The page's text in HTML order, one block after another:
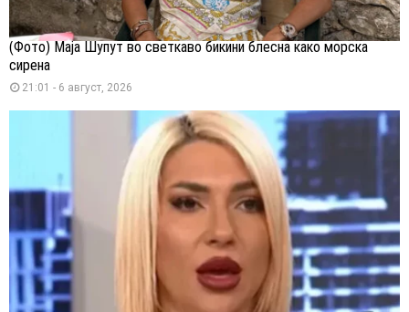
(Фото) Маја Шупут во светкаво бикини блесна како морска
сирена
21:01 - 6 август, 2026